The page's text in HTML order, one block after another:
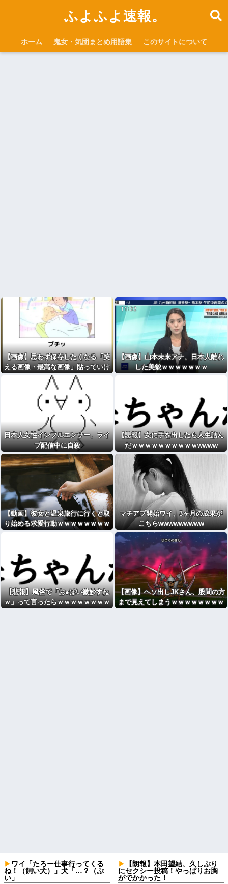
ふよふよ速報。
ホーム 鬼女・気団まとめ用語集 このサイトについて
【画像】思わず保存したくなる「笑
える画像・最高な画像」貼っていけ
ｗｗｗｗｗ
【画像】山本未来アナ、日本人離れ
した美貌ｗｗｗｗｗｗｗ
日本人女性インフルエンサー、ライ
ブ配信中に自殺
【悲報】女に手を出したら人生詰ん
だｗｗｗｗｗｗｗｗｗｗwwww
【動画】彼女と温泉旅行に行くと取
り始める求愛行動ｗｗｗｗｗｗｗｗ
マチアプ開始ワイ、3ヶ月の成果が
こちらwwwwwwwww
【悲報】風俗で「お●ぱい微妙すね
ｗ」って言ったらｗｗｗｗｗｗｗｗ
【画像】ヘソ出しJKさん、股間の方
まで見えてしまうｗｗｗｗｗｗｗｗ
ワイ「たろー仕事行ってくる
ね！（飼い犬）」犬「…？（ぷ
い」
【朗報】本田望結、久しぶり
にセクシー投稿！やっぱりお胸
がでかかった！